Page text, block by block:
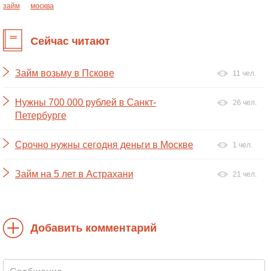
займ москва
Сейчас читают
Займ возьму в Пскове 11 чел.
Нужны 700 000 рублей в Санкт-
Петербурге
26 чел.
Срочно нужны сегодня деньги в Москве 1 чел.
Займ на 5 лет в Астрахани 21 чел.
Добавить комментарий